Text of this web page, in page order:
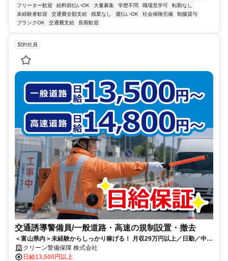
フリーター歓迎
給料前払いOK 大量募集 学歴不問 職場見学可
転勤なし
未経験者歓迎
交通費全額支給 残業なし 週払いOK 社会保険完備
制服貸与
ブランクOK
交通費支給 長期歓迎
契約社員
交通誘導警備員/一般道路・高速の規制設置・撤去
＜富山県内＞未経験からしっかり稼げる！ 月収29万円以上／日勤／中高
年さんも活躍中！ ／社員登用有
クリーン警備保障 株式会社
日給13,500円以上